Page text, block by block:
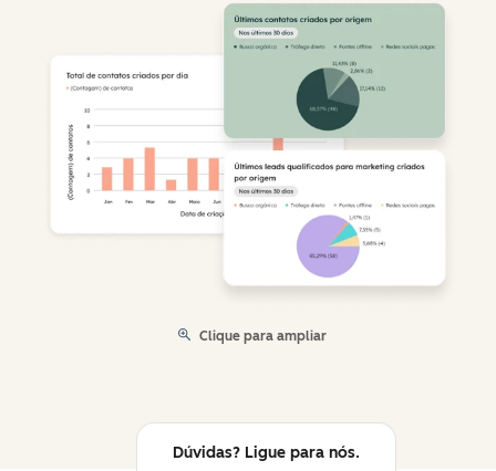
Clique para ampliar
Dúvidas? Ligue para nós.